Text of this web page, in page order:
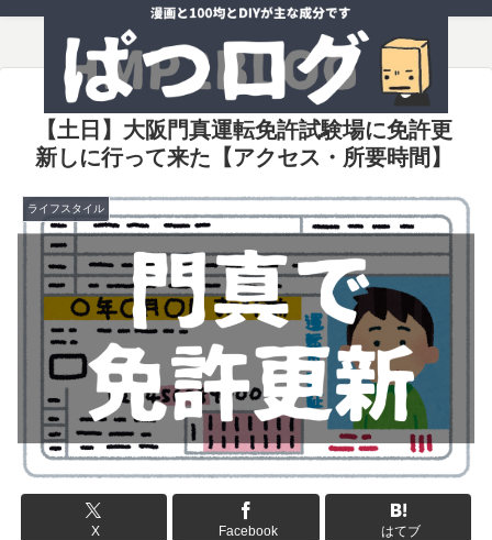
【土日】大阪門真運転免許試験場に免許更
新しに行って来た【アクセス・所要時間】
ライフスタイル
X Facebook はてブ